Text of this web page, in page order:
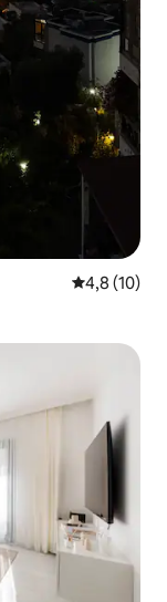
4,8 ud af 5 i
4,8 (10)